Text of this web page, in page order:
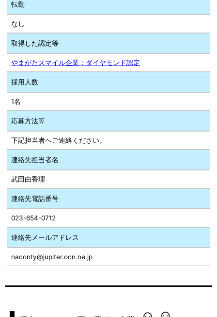
転勤
なし
取得した認定等
やまがたスマイル企業：ダイヤモンド認定
採用人数
1名
応募方法等
下記担当者へご連絡ください。
連絡先担当者名
武田由香理
連絡先電話番号
023-654-0712
連絡先メールアドレス
naconty@jupiter.ocn.ne.jp